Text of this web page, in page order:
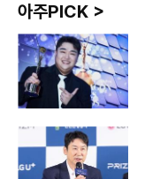
아주PICK >